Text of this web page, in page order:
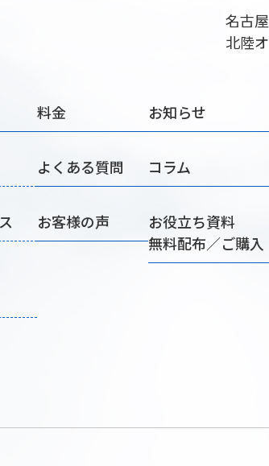
名古
北陸
料金
よくある質問
お客様の声
お知らせ
コラム
お役立ち資料
無料配布／ご購入